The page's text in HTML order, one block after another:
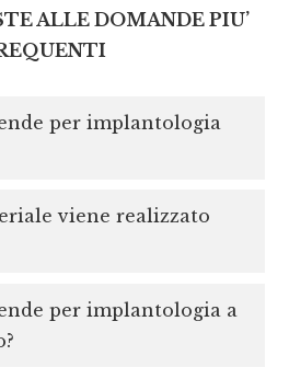
ALLE DOMANDE PIU’
per implantologia
viene realizzato
per implantologia a